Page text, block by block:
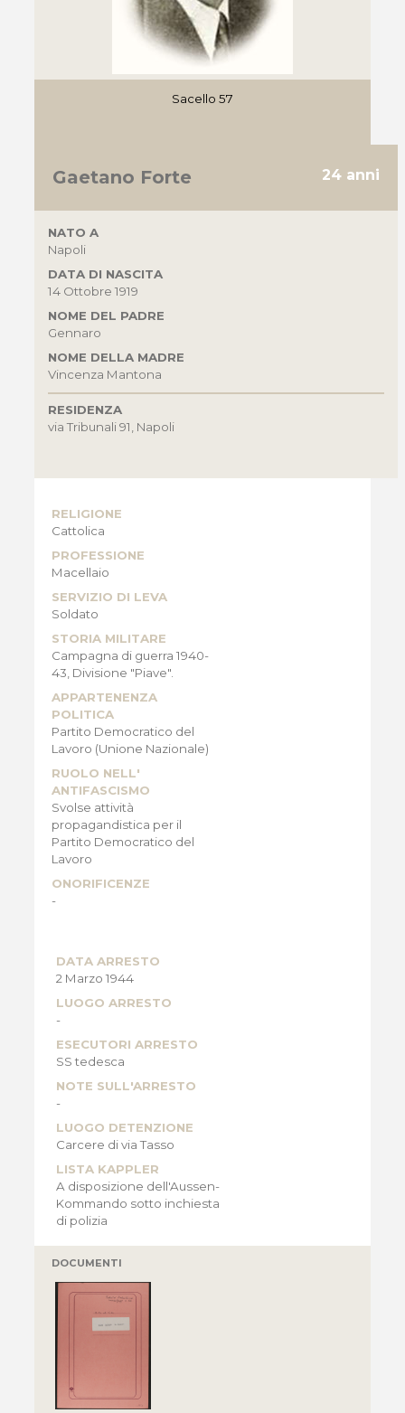
Sacello 57
Gaetano Forte 24 anni
NATO A
Napoli
DATA DI NASCITA
14 Ottobre 1919
NOME DEL PADRE
Gennaro
NOME DELLA MADRE
Vincenza Mantona
RESIDENZA
via Tribunali 91, Napoli
RELIGIONE
Cattolica
PROFESSIONE
Macellaio
SERVIZIO DI LEVA
Soldato
STORIA MILITARE
Campagna di guerra 1940-
43, Divisione "Piave".
APPARTENENZA
POLITICA
Partito Democratico del
Lavoro (Unione Nazionale)
RUOLO NELL'
ANTIFASCISMO
Svolse attività
propagandistica per il
Partito Democratico del
Lavoro
ONORIFICENZE
-
DATA ARRESTO
2 Marzo 1944
LUOGO ARRESTO
-
ESECUTORI ARRESTO
SS tedesca
NOTE SULL'ARRESTO
-
LUOGO DETENZIONE
Carcere di via Tasso
LISTA KAPPLER
A disposizione dell'Aussen-
Kommando sotto inchiesta
di polizia
DOCUMENTI